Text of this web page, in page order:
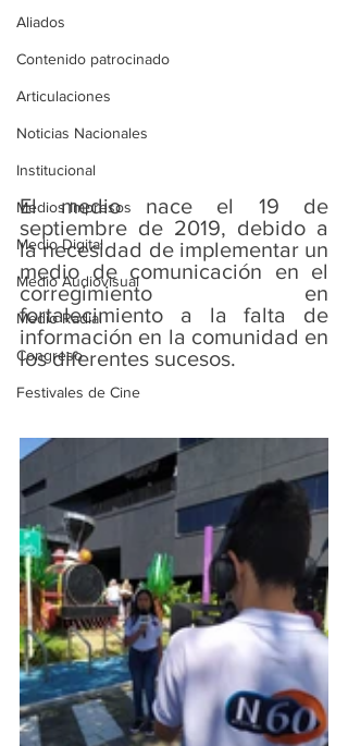
Aliados
Contenido patrocinado
Articulaciones
Noticias Nacionales
Institucional
Medios Impresos
Medio Digital
Medio Audiovisual
Medio Radial
Congreso
Festivales de Cine
El medio nace el 19 de
septiembre de 2019, debido a
la necesidad de implementar un
medio de comunicación en el
corregimiento en
fortalecimiento a la falta de
información en la comunidad en
los diferentes sucesos.